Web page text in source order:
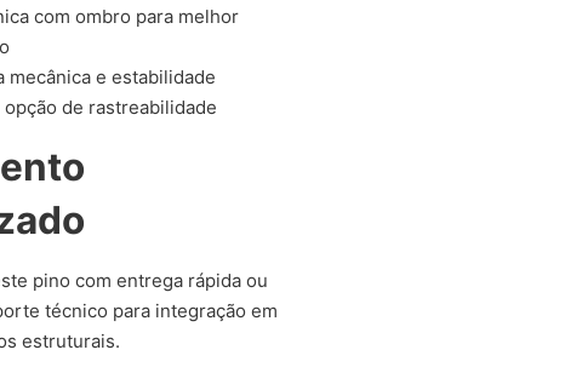
com ombro para melhor
mecânica e estabilidade
de rastreabilidade
pino com entrega rápida ou
técnico para integração em
estruturais.